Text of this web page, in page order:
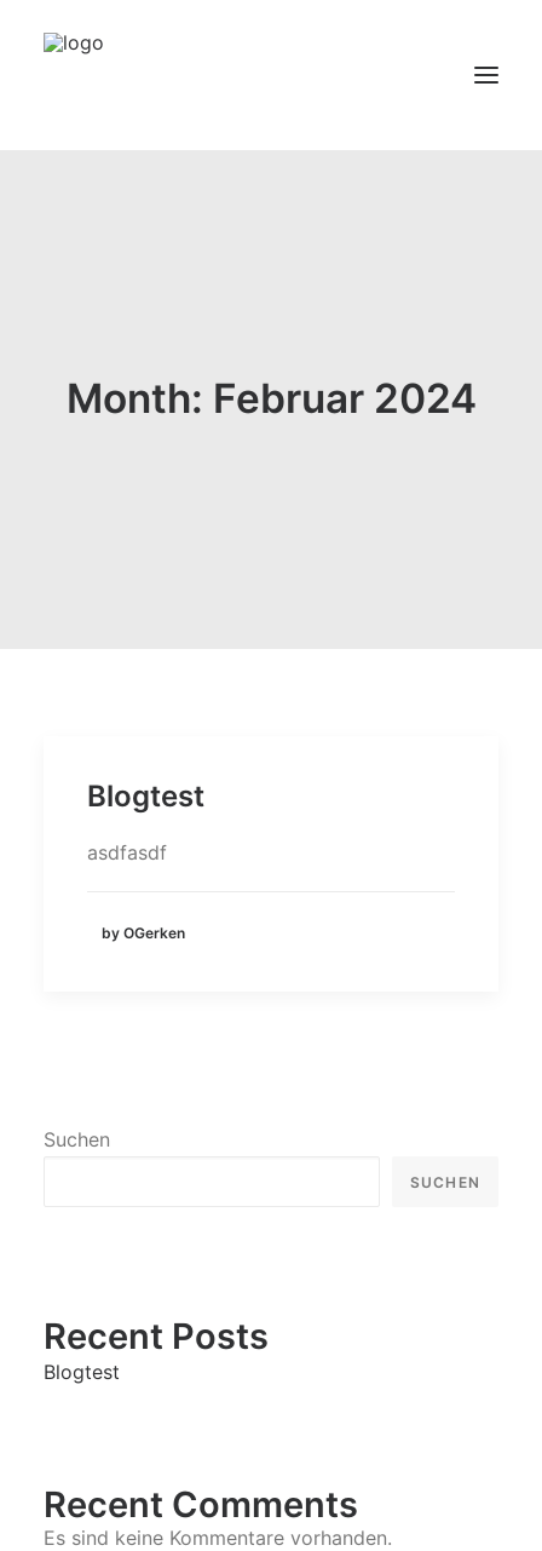
Kontakt
Month: Februar 2024
Blogtest
asdfasdf
by OGerken
Suchen
SUCHEN
Recent Posts
Blogtest
Recent Comments
Es sind keine Kommentare vorhanden.